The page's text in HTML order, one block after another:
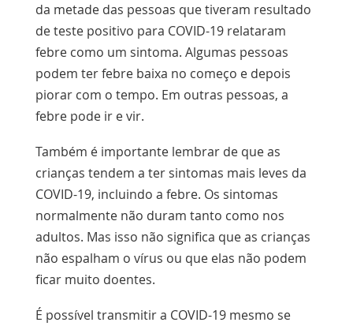
da metade das pessoas que tiveram resultado
de teste positivo para COVID-19 relataram
febre como um sintoma. Algumas pessoas
podem ter febre baixa no começo e depois
piorar com o tempo. Em outras pessoas, a
febre pode ir e vir.
Também é importante lembrar de que as
crianças tendem a ter sintomas mais leves da
COVID-19, incluindo a febre. Os sintomas
normalmente não duram tanto como nos
adultos. Mas isso não significa que as crianças
não espalham o vírus ou que elas não podem
ficar muito doentes.
É possível transmitir a COVID-19 mesmo se